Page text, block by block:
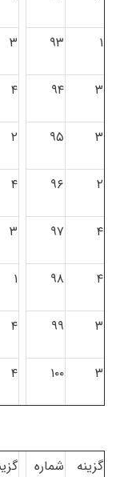
۱ ۹۳ ۳
۳ ۹۴ ۴
۳ ۹۵ ۲
۲ ۹۶ ۴
۴ ۹۷ ۳
۴ ۹۸ ۱
۳ ۹۹ ۴
۳ ۱۰۰ ۴
گزینه شماره